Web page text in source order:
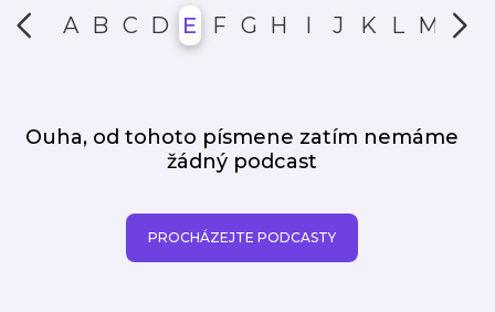
A B C D E F G H I J K L M N
Ouha, od tohoto písmene zatím nemáme
žádný podcast
PROCHÁZEJTE PODCASTY